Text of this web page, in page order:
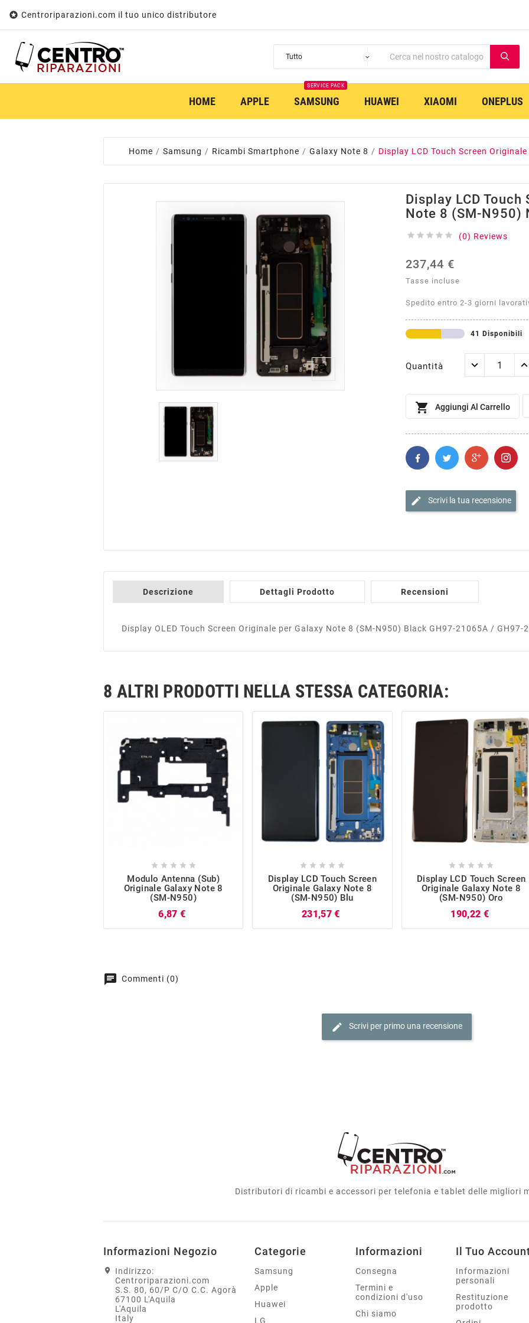
 Centroriparazioni.com il tuo unico distributore
HOME APPLE SAMSUNG
SERVICE PACK
HUAWEI XIAOMI ONEPLUS
Home Samsung Ricambi Smartphone Galaxy Note 8 Display LCD Touch Screen

Display LCD
Note 8 (SM-N950)
     (0) Reviews
237,44 €
Tasse incluse
Spedito entro 2-3 giorni
41 Disponibili
Quantità
 Aggiungi Al Carrello
edit Scrivi la tua recensione
Descrizione Dettagli Prodotto Recensioni
Display OLED Touch Screen Originale per Galaxy Note 8 (SM-N950) Black GH97-21065A / GH97-
8 ALTRI PRODOTTI NELLA STESSA CATEGORIA:
    
Modulo Antenna (Sub)
Originale Galaxy Note 8
(SM-N950)
6,87 €
    
Display LCD Touch Screen
Originale Galaxy Note 8
(SM-N950) Blu
231,57 €
    
Display LCD Touch Screen
Originale Galaxy Note 8
(SM-N950) Oro
190,22 €
chat Commenti (0)
edit Scrivi per primo una recensione
Distributori di ricambi e accessori per telefonia e tablet delle migliori
Informazioni Negozio
Indirizzo:
Centroriparazioni.com
S.S. 80, 60/P C/O C.C. Agorà
67100 L'Aquila
L'Aquila
Italy
Categorie
Samsung
Apple
Huawei
LG
Informazioni
Consegna
Termini e
condizioni d'uso
Chi siamo
Il Tuo
Informazioni
personali
Restituzione
prodotto